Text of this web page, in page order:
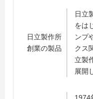
日立製作所
創業の製品
日立
をは
ンプ
クス
立製
展開